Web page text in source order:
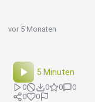
vor 5 Monaten
5 Minuten
0 0 0
0
0
0